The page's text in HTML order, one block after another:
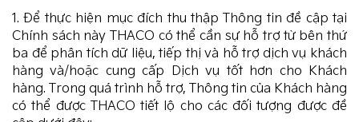
1. Để thực hiện mục đích thu thập Thông tin đề cập tại
Chính sách này THACO có thể cần sự hỗ trợ từ bên thứ
ba để phân tích dữ liệu, tiếp thị và hỗ trợ dịch vụ khách
hàng và/hoặc cung cấp Dịch vụ tốt hơn cho Khách
hàng. Trong quá trình hỗ trợ, Thông tin của Khách hàng
có thể được THACO tiết lộ cho các đối tượng được đề